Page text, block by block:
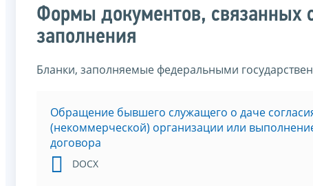
Формы документов, связанных
заполнения
Бланки, заполняемые федеральными
Обращение бывшего служащего о даче
(некоммерческой) организации или
договора
DOCX